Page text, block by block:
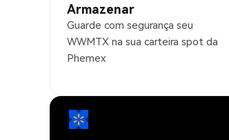
Armazenar
Guarde com segurança seu
WWMTX na sua carteira spot da
Phemex